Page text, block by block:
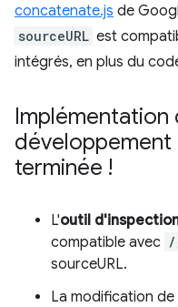
concatenate.js de
sourceURL est
intégrés, en plus du
Implémentation
développement
terminée !
L'outil
compatible avec
sourceURL.
La modification de